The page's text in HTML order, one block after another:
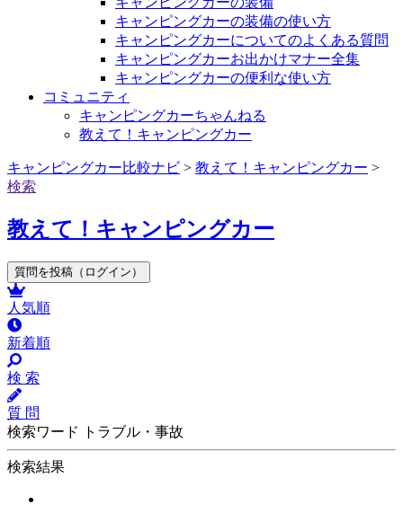
キャンピングカーの装備の使い方
キャンピングカーについてのよくある質問
キャンピングカーお出かけマナー全集
キャンピングカーの便利な使い方
コミュニティ
キャンピングカーちゃんねる
教えて！キャンピングカー
キャンピングカー比較ナビ > 教えて！キャンピングカー >
検索
教えて！キャンピングカー
質問を投稿（ログイン）
人気順
新着順
検 索
質 問
検索ワード トラブル・事故
検索結果